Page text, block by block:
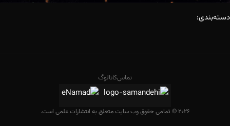
دسته‌بندی:
تماسکاتالوگ
2026 © تمامی حقوق وب سایت متعلق به انتشارات علمی است.